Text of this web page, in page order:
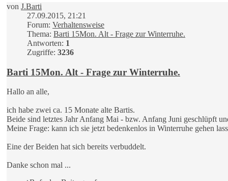
von J.Barti
27.09.2015, 21:21
Forum: Verhaltensweise
Thema: Barti 15Mon. Alt - Frage zur Winterruhe.
Antworten: 1
Zugriffe: 3236
Barti 15Mon. Alt - Frage zur Winterruhe.
Hallo an alle,
ich habe zwei ca. 15 Monate alte Bartis.
Beide sind letztes Jahr Anfang Mai - bzw. Anfang Juni geschlüpft
Meine Frage: kann ich sie jetzt bedenkenlos in Winterruhe gehen
Eine der Beiden hat sich bereits verbuddelt.
Danke schon mal ...